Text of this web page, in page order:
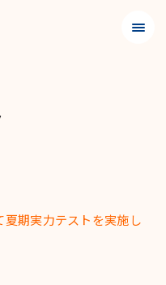
メニ
期実力テストを実施し